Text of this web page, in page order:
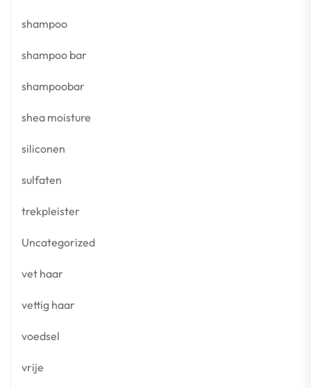
shampoo
shampoo bar
shampoobar
shea moisture
siliconen
sulfaten
trekpleister
Uncategorized
vet haar
vettig haar
voedsel
vrije